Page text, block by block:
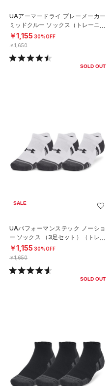
UAアーマードライ プレーメーカー
ミッドクルー ソックス（トレーニン
グ/UNISEX）
￥1,155 30%OFF
￥1,650
SOLD OUT
SALE
UAパフォーマンステック ノーショ
ー ソックス （3足セット）（トレー
ニング/UNISEX）
￥1,155 30%OFF
￥1,650
SOLD OUT